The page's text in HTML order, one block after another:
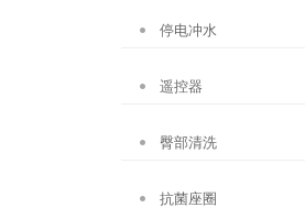
停电冲水
遥控器
臀部清洗
抗菌座圈